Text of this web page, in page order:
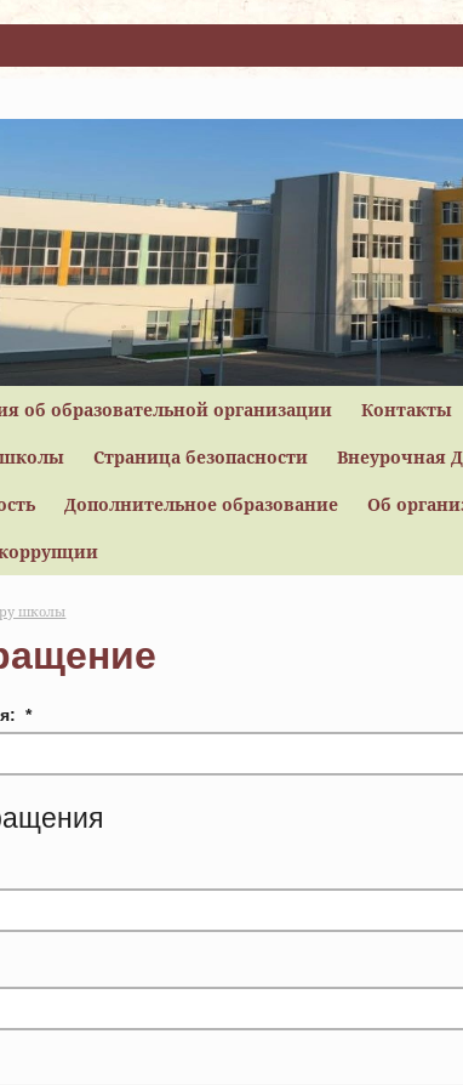
об образовательной организации Контакты
школы Страница безопасности Внеурочная
Дополнительное образование Об
школы
*